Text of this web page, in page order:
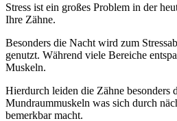
Stress ist ein großes Problem in der
Ihre Zähne.
Besonders die Nacht wird zum
genutzt. Während viele Bereiche
Muskeln.
Hierdurch leiden die Zähne besonders
Mundraummuskeln was sich durch
bemerkbar macht.